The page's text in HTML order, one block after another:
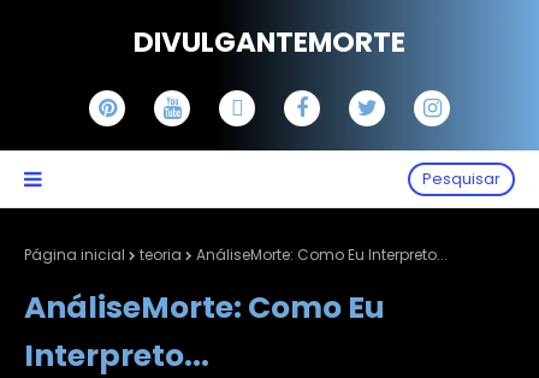
DIVULGANTEMORTE
Pesquisar
Página inicial teoria AnáliseMorte: Como Eu Interpreto...
AnáliseMorte: Como Eu
Interpreto...